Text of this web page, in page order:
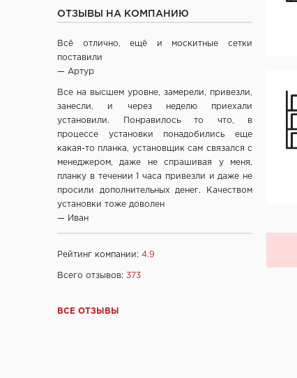
ООО "Ясин", Китай
ЧП "Юркас", Беларусь
ОДО "Древпром", г. Витебск
Verda ЗАО "ПО Одинцово", г. Москва
ОАО "Стройдетали" г. Вилейка
ООО "Вудрев" г. Мозырь
ООО "Прима Порта", Минск
СООО Исток- Инвест, г. Минск
ОДО "ВИСТ", г. Молодечно
ЧТУП "Ньюдор", г. Минск
ОДО «Беллесизделие», г. Минск
ОТЗЫВЫ НА КОМПАНИЮ
Всё отлично, ещё и москитные сетки
поставили
— Артур
Все на высшем уровне, замерели, привезли,
занесли, и через неделю приехали
установили. Понравилось то что, в
процессе установки понадобились еще
какая-то планка, установщик сам связался с
менеджером, даже не спрашивая у меня,
планку в течении 1 часа привезли и даже не
просили дополнительных денег. Качеством
установки тоже доволен
— Иван
Рейтинг компании: 4.9
Всего отзывов: 373
ВСЕ ОТЗЫВЫ